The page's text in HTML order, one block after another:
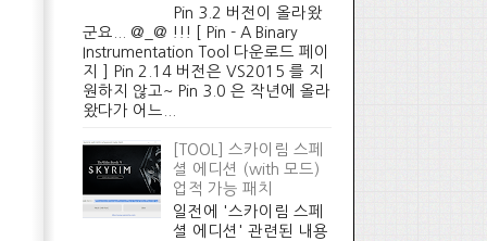
Pin 3.2 버전이 올라왔
군요... @_@ !!! [ Pin - A Binary
Instrumentation Tool 다운로드 페이
지 ] Pin 2.14 버전은 VS2015 를 지
원하지 않고~ Pin 3.0 은 작년에 올라
왔다가 어느...
[TOOL] 스카이림 스페
셜 에디션 (with 모드)
업적 가능 패치
일전에 '스카이림 스페
셜 에디션' 관련된 내용